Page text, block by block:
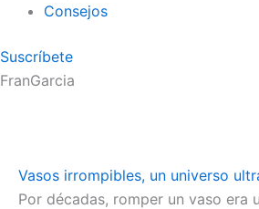
Consejos
Suscríbete
FranGarcia
Vasos irrompibles, un universo
Por décadas, romper un vaso era